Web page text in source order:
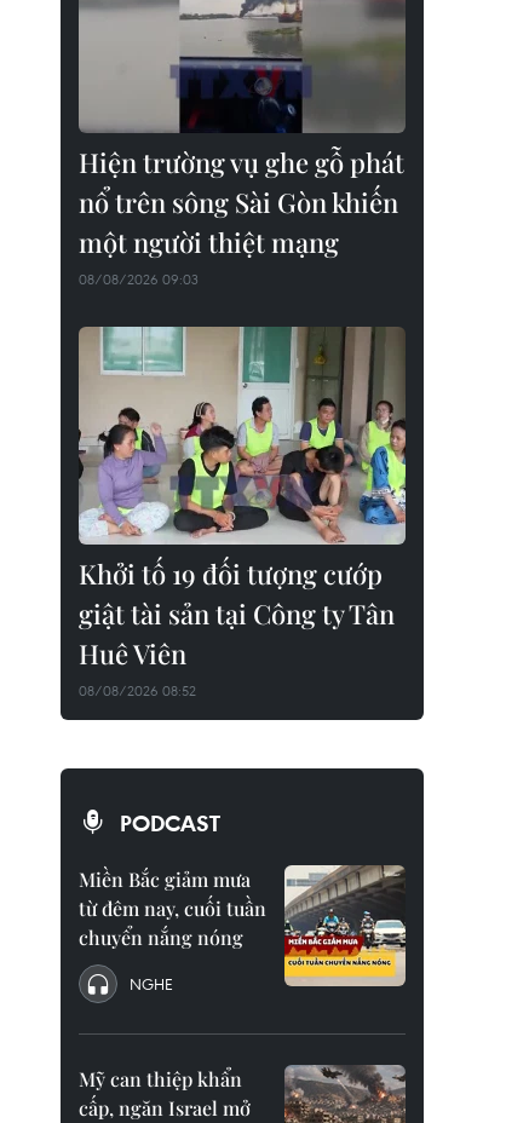
Hiện trường vụ ghe gỗ phát
nổ trên sông Sài Gòn khiến
một người thiệt mạng
08/08/2026 09:03
Khởi tố 19 đối tượng cướp
giật tài sản tại Công ty Tân
Huê Viên
08/08/2026 08:52
PODCAST
Miền Bắc giảm mưa
từ đêm nay, cuối tuần
chuyển nắng nóng
NGHE
Mỹ can thiệp khẩn
cấp, ngăn Israel mở